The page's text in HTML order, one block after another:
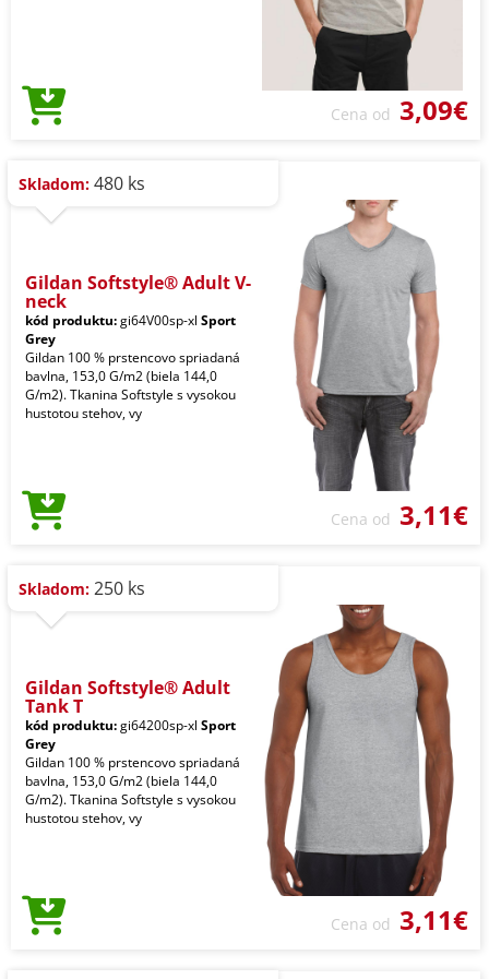
Cena od 3,09€
Skladom: 480 ks
Gildan Softstyle® Adult V-
neck
kód produktu:gi64V00sp-xl Sport
Grey
Gildan 100 % prstencovo spriadaná
bavlna, 153,0 G/m2 (biela 144,0
G/m2). Tkanina Softstyle s vysokou
hustotou stehov, vy
Cena od 3,11€
Skladom: 250 ks
Gildan Softstyle® Adult
Tank T
kód produktu:gi64200sp-xl Sport
Grey
Gildan 100 % prstencovo spriadaná
bavlna, 153,0 G/m2 (biela 144,0
G/m2). Tkanina Softstyle s vysokou
hustotou stehov, vy
Cena od 3,11€